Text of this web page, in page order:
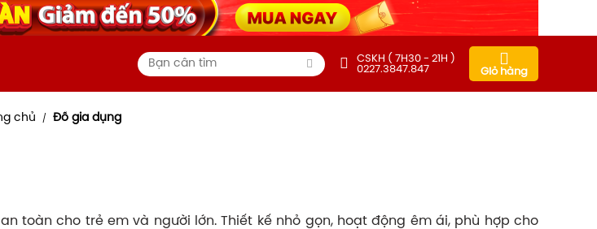
CSKH ( 7H30 - 21H )
0227.3847.847
Giỏ hàng
chủ / Đồ gia dụng
toàn cho trẻ em và người lớn. Thiết kế nhỏ gọn, hoạt động êm ái, phù hợp cho